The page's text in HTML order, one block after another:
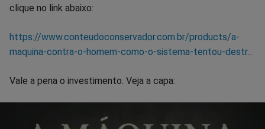
clique no link abaixo:
https://www.conteudoconservador.com.br/products/a-
maquina-contra-o-homem-como-o-sistema-tentou-destr...
Vale a pena o investimento. Veja a capa: